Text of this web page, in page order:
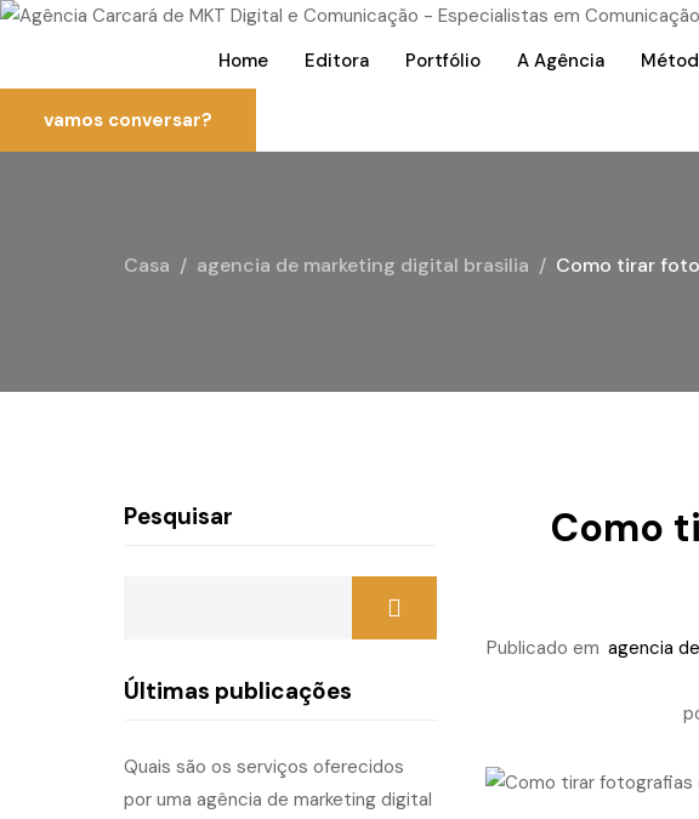
Home Editora Portfólio A Agência
vamos conversar?
Casa agencia de marketing digital brasilia Como tirar
Como
Publicado em agencia
Pesquisar
Últimas publicações
Quais são os serviços oferecidos
por uma agência de marketing digital